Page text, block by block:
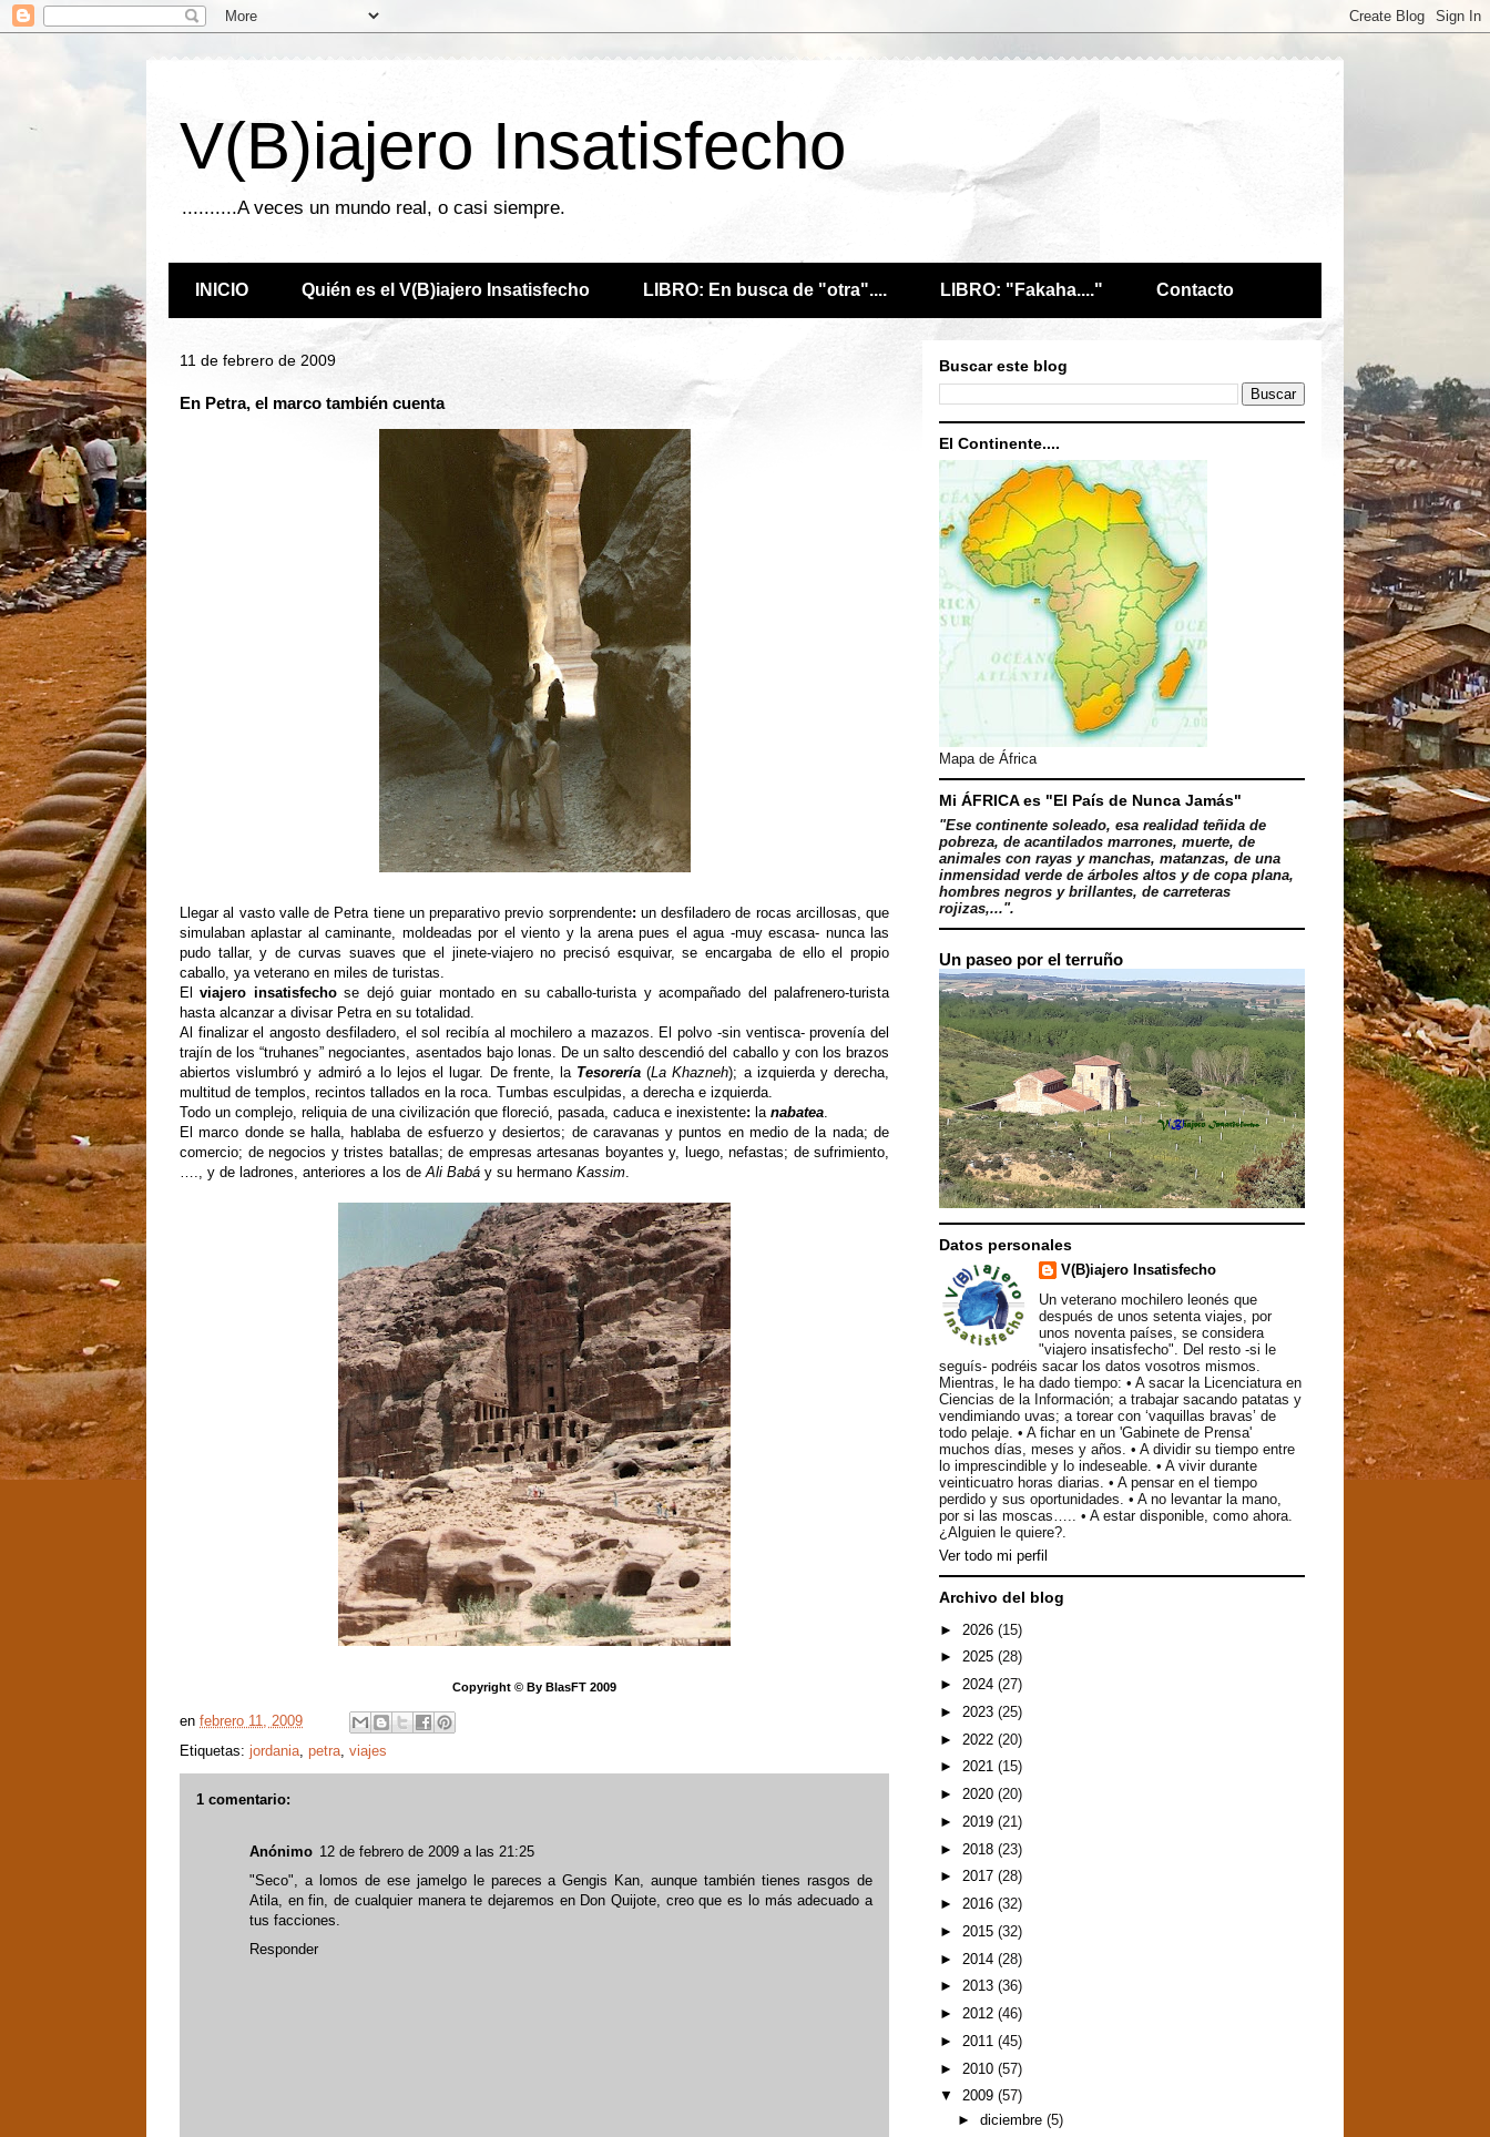
V(B)iajero Insatisfecho
..........A veces un mundo real, o casi siempre.
INICIO Quién es el V(B)iajero Insatisfecho LIBRO: En busca de "otra".... LIBRO: "Fakaha...." Contacto
11 de febrero de 2009
En Petra, el marco también cuenta
Llegar al vasto valle de Petra tiene un preparativo previo sorprendente: un desfiladero de rocas arcillosas, que
simulaban aplastar al caminante, moldeadas por el viento y la arena pues el agua -muy escasa- nunca las
pudo tallar, y de curvas suaves que el jinete-viajero no precisó esquivar, se encargaba de ello el propio
caballo, ya veterano en miles de turistas.
Elviajero insatisfechose dejó guiar montado en su caballo-turista y acompañado del palafrenero-turista
hasta alcanzar a divisar Petra en su totalidad.
Al finalizar el angosto desfiladero, el sol recibía al mochilero a mazazos. El polvo -sin ventisca- provenía del
trajín de los “truhanes” negociantes, asentados bajo lonas. De un salto descendió del caballo y con los brazos
abiertos vislumbró y admiró a lo lejos el lugar. De frente, la Tesorería (La Khazneh); a izquierda y derecha,
multitud de templos, recintos tallados en la roca. Tumbas esculpidas, a derecha e izquierda.
Todo un complejo, reliquia de una civilización que floreció, pasada, caduca e inexistente: la nabatea.
El marco donde se halla, hablaba de esfuerzo y desiertos; de caravanas y puntos en medio de la nada; de
comercio; de negocios y tristes batallas; de empresas artesanas boyantes y, luego, nefastas; de sufrimiento,
…., y de ladrones, anteriores a los deAli Babá y su hermano Kassim.
Copyright © By BlasFT 2009
en febrero 11, 2009
Etiquetas: jordania, petra, viajes
1 comentario:
Anónimo 12 de febrero de 2009 a las 21:25
"Seco", a lomos de ese jamelgo le pareces a Gengis Kan, aunque también tienes rasgos de
Atila, en fin, de cualquier manera te dejaremos en Don Quijote, creo que es lo más adecuado a
tus facciones.
Responder
Buscar este blog
El Continente....
Mapa de África
Mi ÁFRICA es "El País de Nunca Jamás"
"Ese continente soleado, esa realidad teñida de
pobreza, de acantilados marrones, muerte, de
animales con rayas y manchas, matanzas, de una
inmensidad verde de árboles altos y de copa plana,
hombres negros y brillantes, de carreteras
rojizas,...".
Un paseo por el terruño
Datos personales
V(B)iajero Insatisfecho
Un veterano mochilero leonés que
después de unos setenta viajes, por
unos noventa países, se considera
"viajero insatisfecho". Del resto -si le
seguís- podréis sacar los datos vosotros mismos.
Mientras, le ha dado tiempo: • A sacar la Licenciatura en
Ciencias de la Información; a trabajar sacando patatas y
vendimiando uvas; a torear con ‘vaquillas bravas’ de
todo pelaje. • A fichar en un 'Gabinete de Prensa'
muchos días, meses y años. • A dividir su tiempo entre
lo imprescindible y lo indeseable. • A vivir durante
veinticuatro horas diarias. • A pensar en el tiempo
perdido y sus oportunidades. • A no levantar la mano,
por si las moscas….. • A estar disponible, como ahora.
¿Alguien le quiere?.
Ver todo mi perfil
Archivo del blog
► 2026 (15)
► 2025 (28)
► 2024 (27)
► 2023 (25)
► 2022 (20)
► 2021 (15)
► 2020 (20)
► 2019 (21)
► 2018 (23)
► 2017 (28)
► 2016 (32)
► 2015 (32)
► 2014 (28)
► 2013 (36)
► 2012 (46)
► 2011 (45)
► 2010 (57)
▼ 2009 (57)
► diciembre (5)